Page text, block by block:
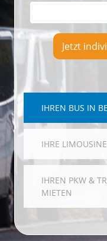
Jetzt
IHREN BUS IN
IHRE
IHREN PKW &
MIETEN